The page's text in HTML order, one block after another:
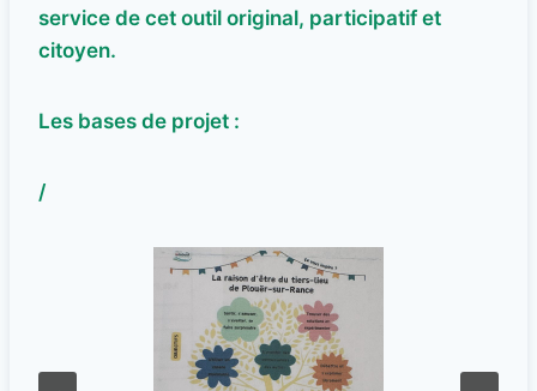
service de cet outil original, participatif et
citoyen.
Les bases de projet :
/